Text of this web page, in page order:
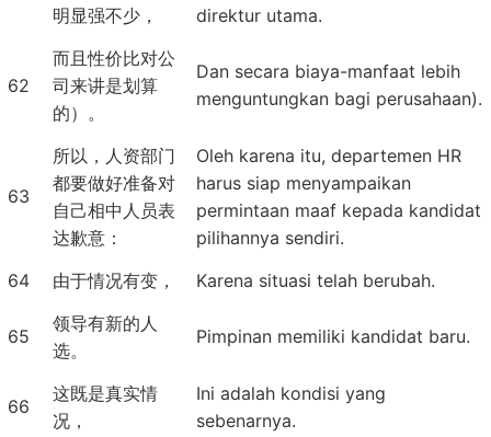
明显强不少，
direktur utama.
62
而且性价比对公
司来讲是划算
的）。
Dan secara biaya-manfaat lebih
menguntungkan bagi perusahaan).
63
所以，人资部门
都要做好准备对
自己相中人员表
达歉意：
Oleh karena itu, departemen HR
harus siap menyampaikan
permintaan maaf kepada kandidat
pilihannya sendiri.
64
由于情况有变， Karena situasi telah berubah.
65
领导有新的人
选。
Pimpinan memiliki kandidat baru.
66
这既是真实情
况，
Ini adalah kondisi yang
sebenarnya.